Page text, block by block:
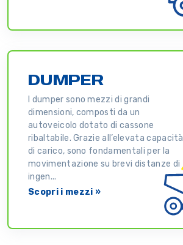
DUMPER
I dumper sono mezzi di grandi
dimensioni, composti da un
autoveicolo dotato di cassone
ribaltabile. Grazie all’elevata capacità
di carico, sono fondamentali per la
movimentazione su brevi distanze di
ingen...
Scopri i mezzi »